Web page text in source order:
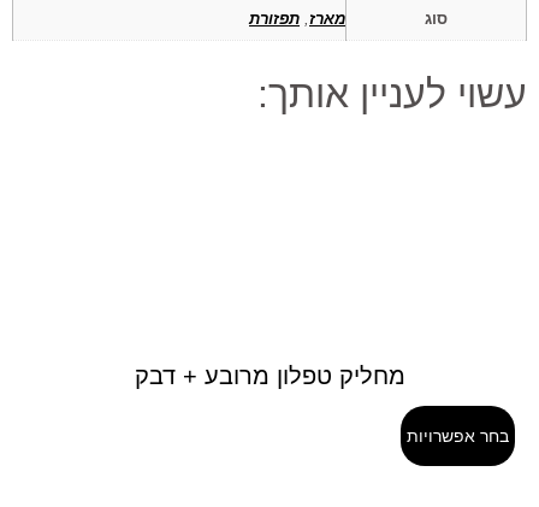
סוג מארז,תפזורת
עשוי לעניין אותך:
מחליק טפלון מרובע + דבק
בחר אפשרויות